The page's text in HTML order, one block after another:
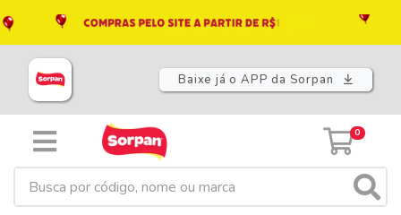
Baixe já o APP da Sorpan
0